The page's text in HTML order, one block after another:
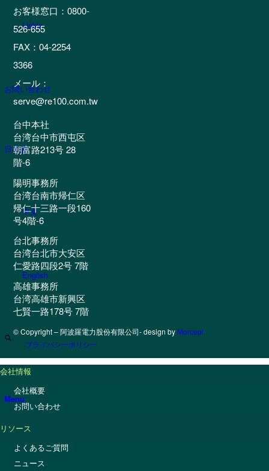
Linkin
お問い合わせ
日本語
中文
English
Menu
お客様窓口：0800-
526-655
FAX：04-2254
3366
メール：
serve@re100.com.tw
台中本社
台湾台中市西屯区
朝富路213号 28
階-6
陽明事務所
台湾台南市帰仁区
帰仁十三路一段160
号4階-6
台北事務所
台湾台北市大安区
仁愛路四段2号 7階
高雄事務所
台湾高雄市新興区
七賢一路178号 7階
© Copyright – 阿波羅電力股份有限公司- design by Morcept
プライバシーポリシー
会社情報
会社概要
お問い合わせ
リソース
よくあるご質問
ニュース